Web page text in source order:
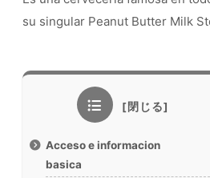
su singular Peanut Butter Milk
Acceso e informacion
basica